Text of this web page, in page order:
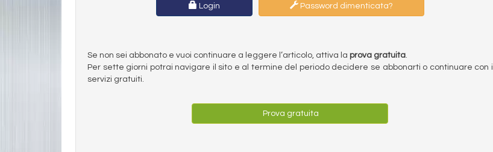
Login Password dimenticata?
Se non sei abbonato e vuoi continuare a leggere l’articolo, attiva la prova gratuita.
Per sette giorni potrai navigare il sito e al termine del periodo decidere se abbonarti o continuare con i
servizi gratuiti.
Prova gratuita